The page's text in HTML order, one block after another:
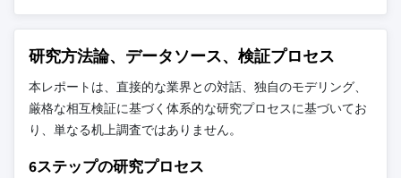
研究方法論、データソース、検証プロセス
本レポートは、直接的な業界との対話、独自のモデリング、
厳格な相互検証に基づく体系的な研究プロセスに基づいてお
り、単なる机上調査ではありません。
6ステップの研究プロセス